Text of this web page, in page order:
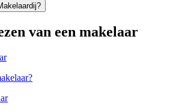
van een makelaar